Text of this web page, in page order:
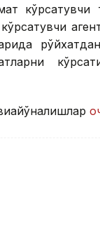
кўрсатувчи